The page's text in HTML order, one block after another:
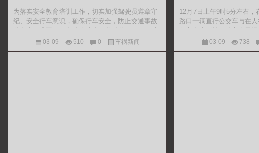
为落实安全教育培训工作，切实加强驾驶员遵章守
纪、安全行车意识，确保行车安全，防止交通事故
午，塔什库尔干分局开展机驾人员安全教育培训。
培训内容涉及交
03-09 510 0 车祸新闻
12月7日上午9时5分左右
路口一辆直行公交车与在
据执勤民警证
03-09 738